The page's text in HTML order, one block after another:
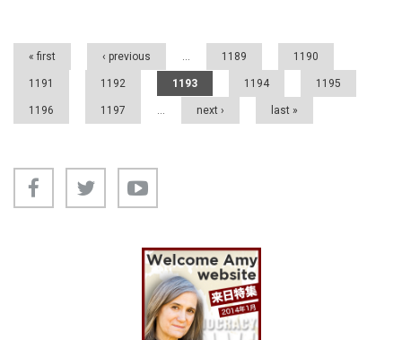
« first ‹ previous … 1189 1190
1191 1192 1193 1194 1195
1196 1197 … next › last »